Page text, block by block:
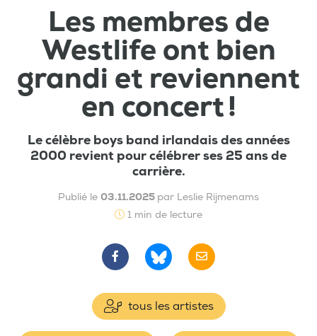
Les membres de
Westlife ont bien
grandi et reviennent
en concert !
Le célèbre boys band irlandais des années
2000 revient pour célébrer ses 25 ans de
carrière.
Publié le 03.11.2025 par Leslie Rijmenams
1 min de lecture
tous les artistes